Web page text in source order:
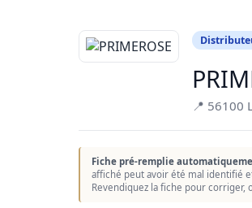
📍 56100
Fiche pré-remplie
affiché peut avoir été mal identifié
Revendiquez la fiche pour